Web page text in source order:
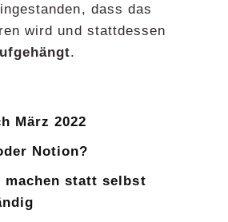
dass das
wird und stattdessen
.
März 2022
Notion?
machen statt selbst